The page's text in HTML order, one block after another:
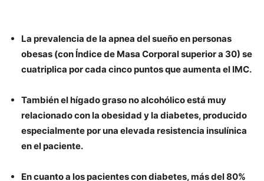
La prevalencia de la apnea del sueño en personas
obesas (con Índice de Masa Corporal superior a 30) se
cuatriplica por cada cinco puntos que aumenta el IMC.
También el hígado graso no alcohólico está muy
relacionado con la obesidad y la diabetes, producido
especialmente por una elevada resistencia insulínica
en el paciente.
En cuanto a los pacientes con diabetes, más del 80%